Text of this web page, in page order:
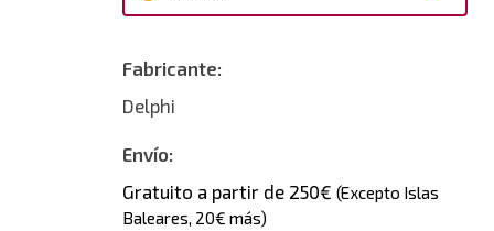
Fabricante:
Delphi
Envío:
Gratuito a partir de 250€ (Excepto Islas
Baleares, 20€ más)